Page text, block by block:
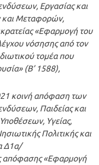
Εργασίας και
και Μεταφορών,
«Εφαρμογή του
νόσησης από τον
τομέα που
(Β’ 1588),
κοινή απόφαση των
Παιδείας και
Υγείας,
Πολιτικής και
Δ1α/
απόφασης «Εφαρμογή